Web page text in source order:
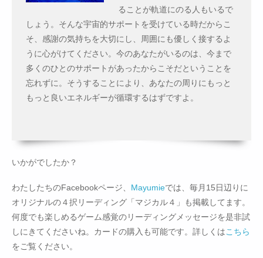
ることが軌道にのる人もいるで
しょう。そんな宇宙的サポートを受けている時だからこ
そ、感謝の気持ちを大切にし、周囲にも優しく接するよ
うに心がけてください。今のあなたがいるのは、今まで
多くのひとのサポートがあったからこそだということを
忘れずに。そうすることにより、あなたの周りにもっと
もっと良いエネルギーが循環するはずですよ。
いかがでしたか？
わたしたちのFacebookページ、 Mayumieでは、毎月15日辺りに
オリジナルの４択リーディング「マジカル４」も掲載してます。
何度でも楽しめるゲーム感覚のリーディングメッセージを是非試
しにきてくださいね。カードの購入も可能です。詳しくはこちら
をご覧ください。